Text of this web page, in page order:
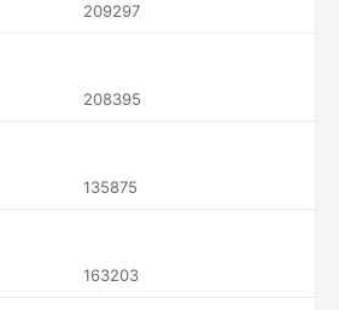
209297
208395
135875
163203